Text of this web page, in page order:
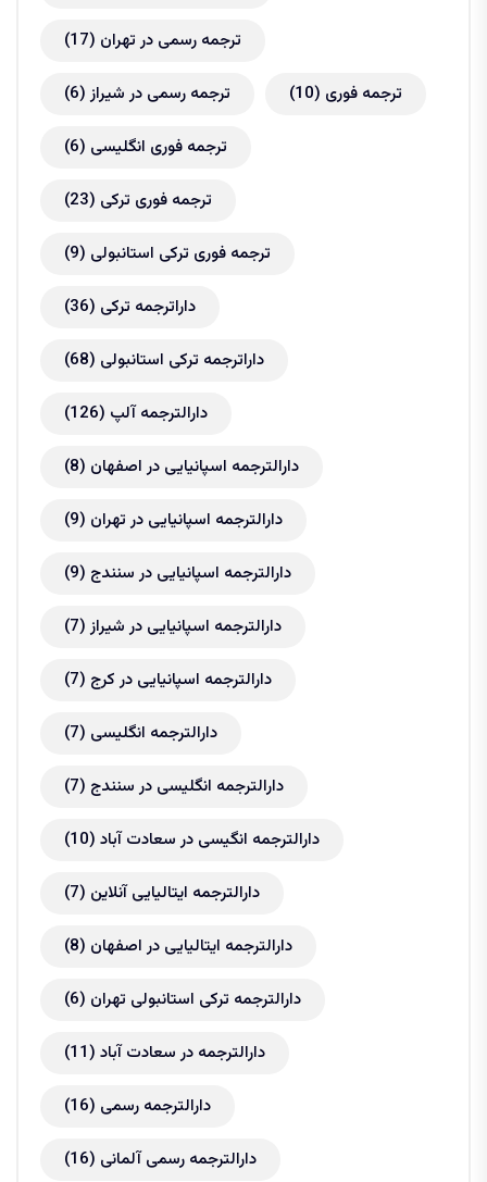
ترجمه رسمی در تهران (17)
ترجمه رسمی در شیراز(6) ترجمه فوری (10)
ترجمه فوری انگلیسی (6)
ترجمه فوری ترکی (23)
ترجمه فوری ترکی استانبولی (9)
داراترجمه ترکی (36)
داراترجمه ترکی استانبولی (68)
دارالترجمه آلپ (126)
دارالترجمه اسپانیایی در اصفهان (8)
دارالترجمه اسپانیایی در تهران (9)
دارالترجمه اسپانیایی در سنندج (9)
دارالترجمه اسپانیایی در شیراز(7)
دارالترجمه اسپانیایی در کرج (7)
دارالترجمه انگلیسی (7)
دارالترجمه انگلیسی در سنندج (7)
دارالترجمه انگیسی در سعادت آباد (10)
دارالترجمه ایتالیایی آنلاین (7)
دارالترجمه ایتالیایی در اصفهان (8)
دارالترجمه ترکی استانبولی تهران (6)
دارالترجمه در سعادت آباد (11)
دارالترجمه رسمی (16)
دارالترجمه رسمی آلمانی (16)